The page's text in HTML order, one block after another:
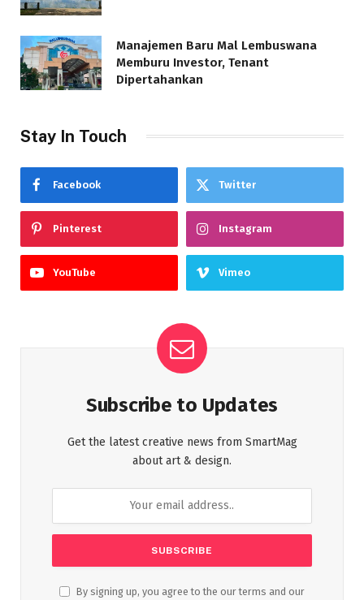
Manajemen Baru Mal Lembuswana
Memburu Investor, Tenant
Dipertahankan
Stay In Touch
Facebook Twitter
Pinterest Instagram
YouTube Vimeo
Subscribe to Updates
Get the latest creative news from SmartMag
about art & design.
By signing up, you agree to the our terms and our